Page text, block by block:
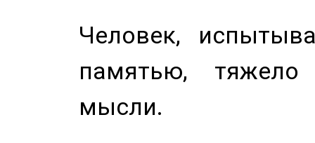
Человек,
памятью,
мысли.